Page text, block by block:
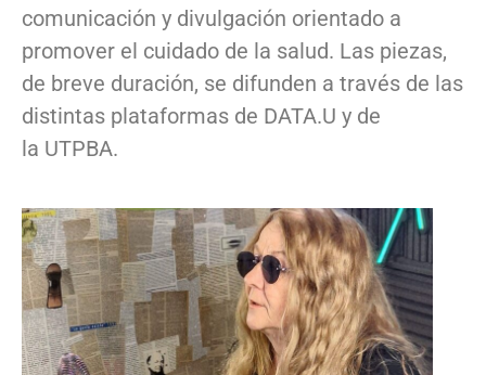
comunicación y divulgación orientado a
promover el cuidado de la salud. Las piezas,
de breve duración, se difunden a través de las
distintas plataformas de DATA.U y de
la UTPBA.